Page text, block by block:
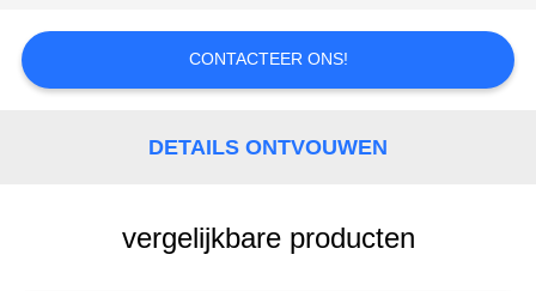
SITEMAP
CONTACTEER ONS!
DETAILS ONTVOUWEN
vergelijkbare producten